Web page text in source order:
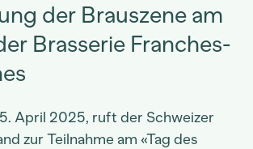
der Brauszene am
Brasserie Franches-
April 2025, ruft der Schweizer
zur Teilnahme am «Tag des